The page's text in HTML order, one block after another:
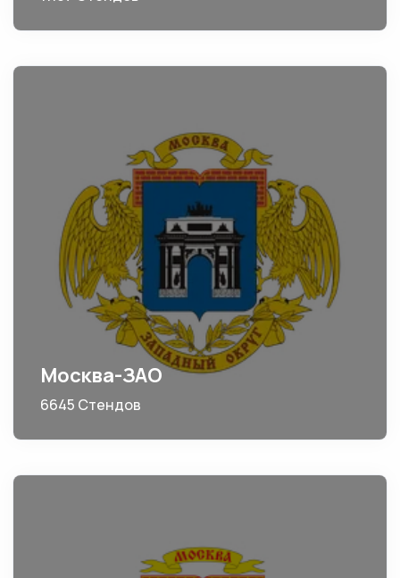
Москва-ЗАО
6645 Стендов